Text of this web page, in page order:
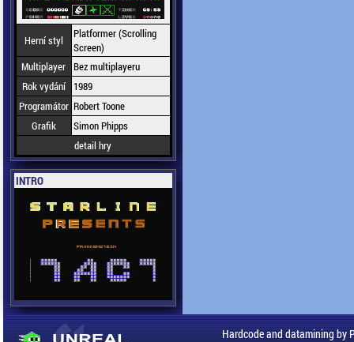
Herní styl
Platformer (Scrolling
Screen)
Multiplayer Bez multiplayeru
Rok vydání
1989
Programátor Robert Toone
Grafik
Simon Phipps
detail hry
INTRO
Hardcode and datamining by